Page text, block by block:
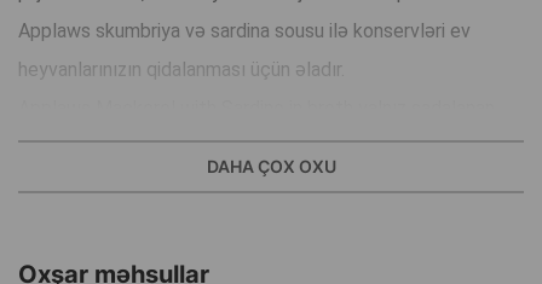
Applaws skumbriya və sardina sousu ilə konservləri ev
heyvanlarınızın qidalanması üçün əladır.
inqrediyentləri ehtiva edir və böyüklər üçün pişiklərdə 100%
təbii əlavə yemdir.
DAHA ÇOX OXU
Oxşar məhsullar